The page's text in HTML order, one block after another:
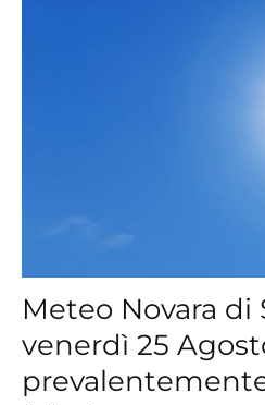
Meteo Novara di
venerdì 25